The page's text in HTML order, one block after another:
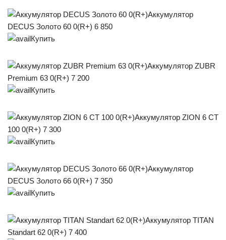
Аккумулятор
DECUS Золото 60 0(R+) 6 850
Купить
Аккумулятор ZUBR
Premium 63 0(R+) 7 200
Купить
Аккумулятор ZION 6 СТ
100 0(R+) 7 300
Купить
Аккумулятор
DECUS Золото 66 0(R+) 7 350
Купить
Аккумулятор TITAN
Standart 62 0(R+) 7 400